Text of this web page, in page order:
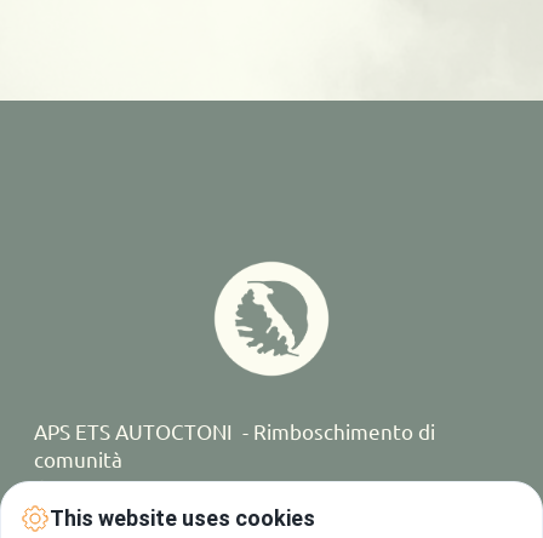
APS ETS AUTOCTONI  - Rimboschimento di
comunità
C.F. 93540040727
IBAN: IT 11E0501804000000020000009
This website uses cookies